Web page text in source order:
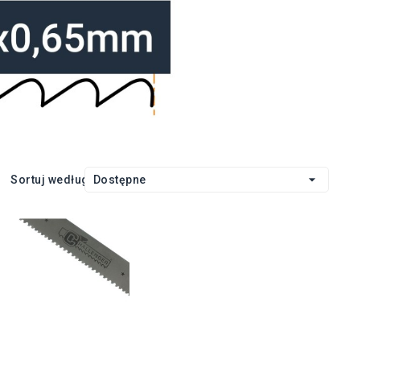
Sortuj według: Dostępne 